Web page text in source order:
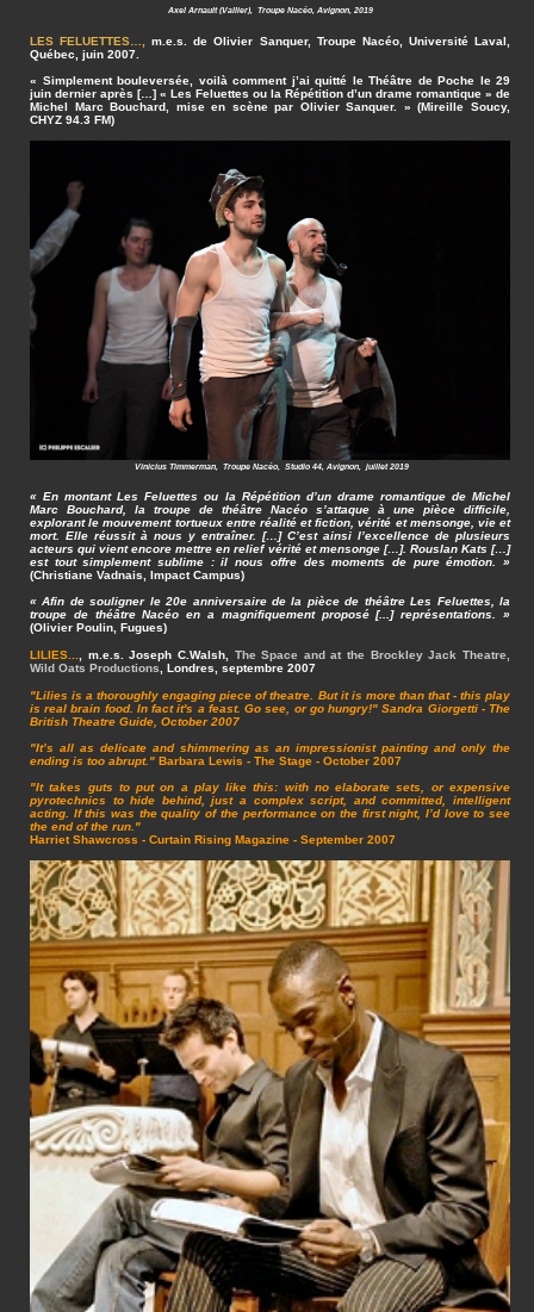
Axel Arnault (Vallier), Troupe Nacéo, Avignon, 2019
LES FELUETTES…
m.e.s. de Olivier Sanquer, Troupe Nacéo, Université Laval,
Québec, juin 2007.
« Simplement bouleversée, voilà comment j’ai quitté le Théâtre de Poche le 29
juin dernier après […] « Les Feluettes ou la Répétition d’un drame romantique » de
Michel Marc Bouchard, mise en scène par Olivier Sanquer. » (Mireille Soucy,
CHYZ 94.3 FM)
Vinicius Timmerman, Troupe Nacéo, Studio 44, Avignon, juillet 2019
« En montant Les Feluettes ou la Répétition d’un drame romantique de Michel
Marc Bouchard, la troupe de théâtre Nacéo s’attaque à une pièce difficile,
explorant le mouvement tortueux entre réalité et fiction, vérité et mensonge, vie et
mort. Elle réussit à nous y entraîner. […] C’est ainsi l’excellence de plusieurs
acteurs qui vient encore mettre en relief vérité et mensonge […]. Rouslan Kats […]
est tout simplement sublime : il nous offre des moments de pure émotion. »
(Christiane Vadnais, Impact Campus)
« Afin de souligner le 20e anniversaire de la pièce de théâtre Les Feluettes, la
troupe de théâtre Nacéo en a magnifiquement proposé [...] représentations. »
(Olivier Poulin, Fugues)
LILIES..., m.e.s. Joseph C.Walsh, The Space and at the Brockley Jack Theatre,
Wild Oats Productions, Londres, septembre 2007
"Lilies is a thoroughly engaging piece of theatre. But it is more than that - this play
is real brain food. In fact it's a feast. Go see, or go hungry!" Sandra Giorgetti - The
British Theatre Guide, October 2007
"It’s all as delicate and shimmering as an impressionist painting and only the
ending is too abrupt." Barbara Lewis - The Stage - October 2007
"It takes guts to put on a play like this: with no elaborate sets, or expensive
pyrotechnics to hide behind, just a complex script, and committed, intelligent
acting. If this was the quality of the performance on the first night, I’d love to see
the end of the run."
Harriet Shawcross - Curtain Rising Magazine - September 2007